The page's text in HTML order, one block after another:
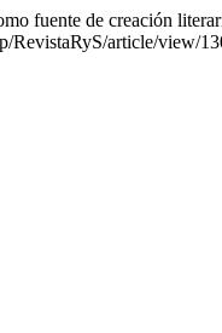
fuente de creación
RevistaRyS/article/view/